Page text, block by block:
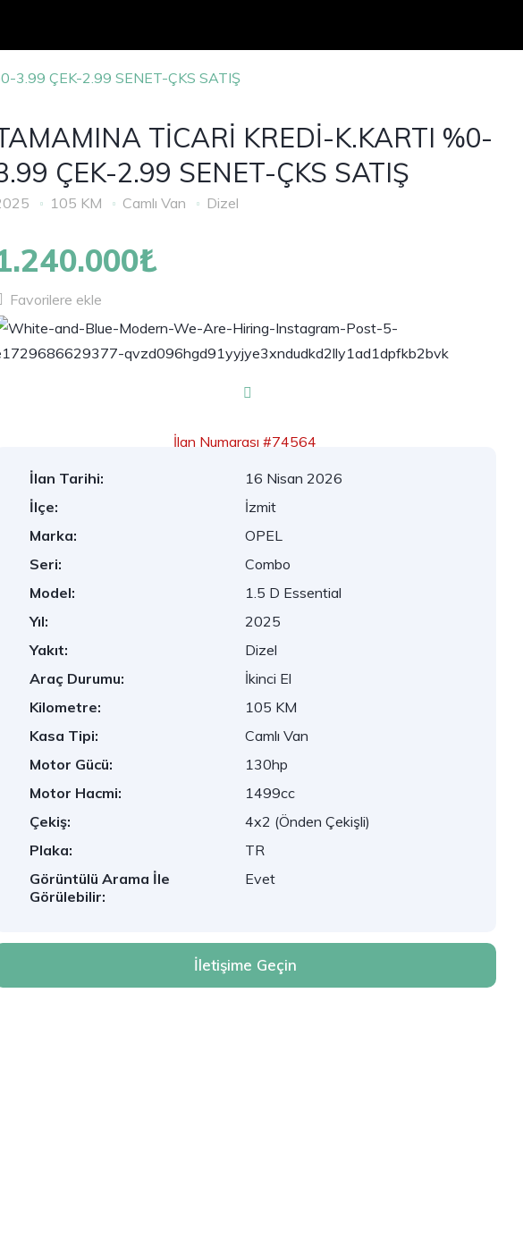
3.99 ÇEK-2.99 SENET-ÇKS SATIŞ
TİCARİ KREDİ-K.KARTI %0-
ÇEK-2.99 SENET-ÇKS SATIŞ
105 KM Camlı Van Dizel
Favorilere ekle
İlan Numarası #74564
İlan Tarihi:
16 Nisan 2026
İlçe:
İzmit
Marka:
OPEL
Seri:
Combo
Model:
1.5 D Essential
Yıl:
2025
Yakıt:
Dizel
Araç Durumu:
İkinci El
Kilometre:
105 KM
Kasa Tipi:
Camlı Van
Motor Gücü:
130hp
Motor Hacmi:
1499cc
Çekiş:
4x2 (Önden Çekişli)
Plaka:
TR
Görüntülü Arama İle
Görülebilir:
Evet
İletişime Geçin